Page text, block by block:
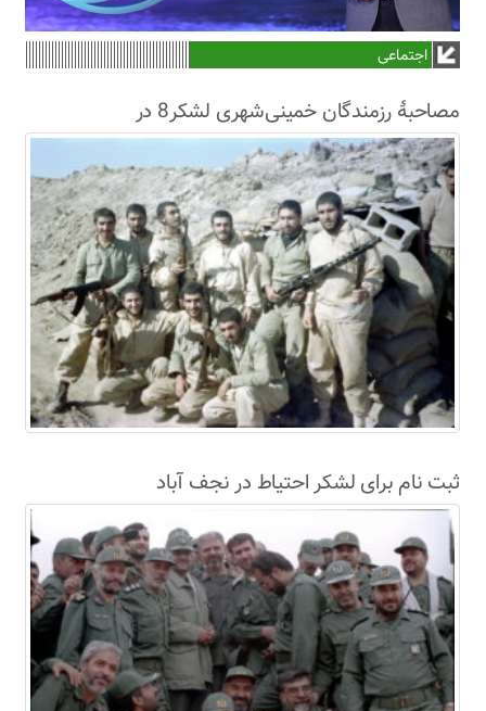
اجتماعی
مصاحبۀ رزمندگان خمینی‌شهری لشکر8 در
سال63+فیلم
ثبت نام برای لشکر احتیاط در نجف آباد